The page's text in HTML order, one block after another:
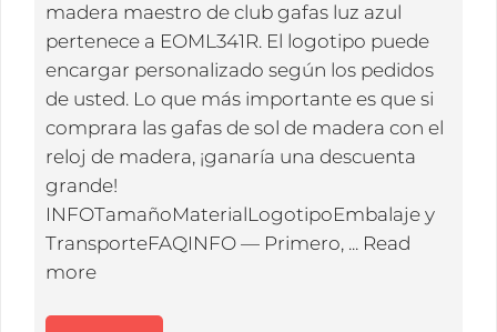
madera maestro de club gafas luz azul
pertenece a EOML341R. El logotipo puede
encargar personalizado según los pedidos
de usted. Lo que más importante es que si
comprara las gafas de sol de madera con el
reloj de madera, ¡ganaría una descuenta
grande!
INFOTamañoMaterialLogotipoEmbalaje y
TransporteFAQINFO — Primero, ... Read
more